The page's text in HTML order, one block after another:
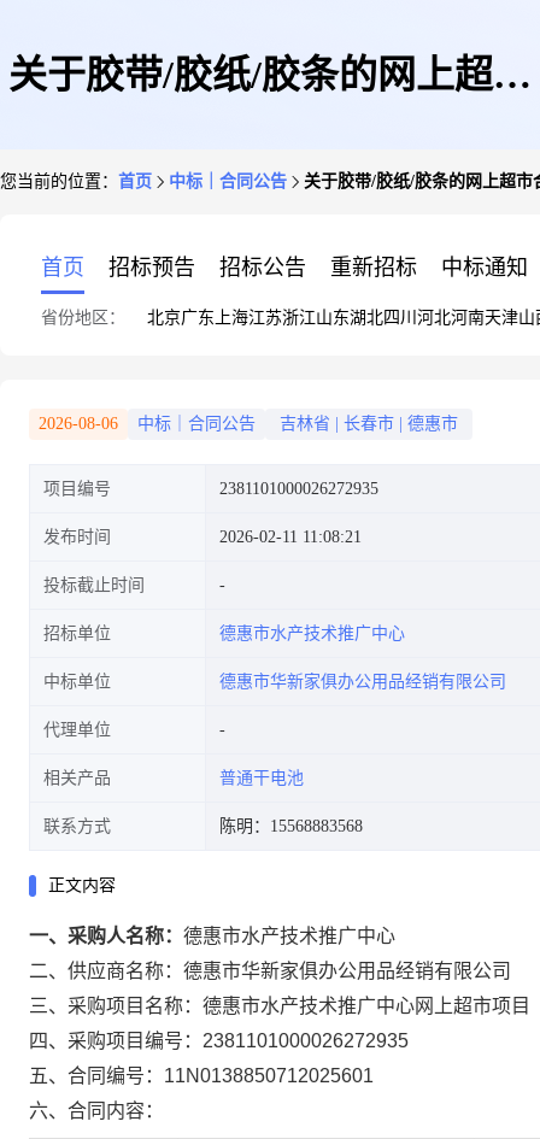
关于胶带/胶纸/胶条的网上超市
您当前的位置： 首页 中标｜合同公告 关于胶带/胶纸/胶条的网上超市
首页 招标预告 招标公告 重新招标 中标通知
省份地区： 北京广东 上海江苏浙江山东湖北四川 河北河南天津山
2026-08-06 中标｜合同公告 吉林省 长春市 德惠市
项目编号 2381101000026272935
发布时间 2026-02-11 11:08:21
投标截止时间
招标单位 德惠市水产技术推广中心
中标单位 德惠市华新家俱办公用品经销有限公司
代理单位
相关产品 普通干电池
联系方式 陈明：15568883568
正文内容
一、采购人名称： 德惠市水产技术推广中心
二、供应商名称： 德惠市华新家俱办公用品经销有限公司
三、采购项目名称： 德惠市水产技术推广中心网上超市项目
四、采购项目编号： 2381101000026272935
五、合同编号： 11N0138850712025601
六、合同内容：